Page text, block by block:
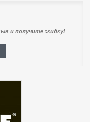
и получите скидку!